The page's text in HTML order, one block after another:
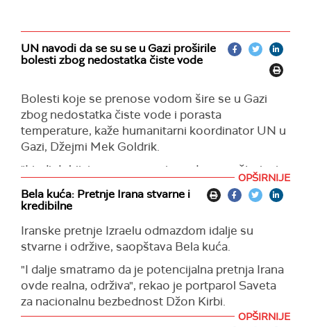
UN navodi da se su se u Gazi proširile
bolesti zbog nedostatka čiste vode
Bolesti koje se prenose vodom šire se u Gazi
zbog nedostatka čiste vode i porasta
temperature, kaže humanitarni koordinator UN u
Gazi, Džejmi Mek Goldrik.
"Ljudi dobijaju mnogo manje vode nego što im je
potrebno, a kao rezultat toga, došlo je do bolesti
koje se prenose vodom, zbog nedostatka
sistema", saopštava Mek Goldrik.
Kaže da mora da se pronađe način u narednim
mesecima, kako bi bilo bolje snabdevanje vodom
u oblastima u kojima su ljudi trenutno
prenaseljeni, objašnjava humanitarni koordinator
UN u Gazi.
OPŠIRNIJE
Bela kuća: Pretnje Irana stvarne i
kredibilne
Iranske pretnje Izraelu odmazdom idalje su
stvarne i održive, saopštava Bela kuća.
"I dalje smatramo da je potencijalna pretnja Irana
ovde realna, održiva", rekao je portparol Saveta
za nacionalnu bezbednost Džon Kirbi.
OPŠIRNIJE